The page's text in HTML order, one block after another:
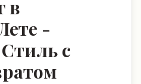
в
-
с